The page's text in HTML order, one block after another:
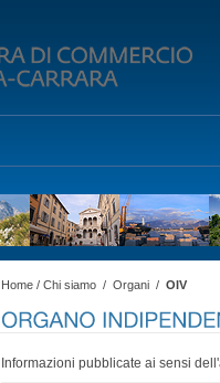
Home/ Chi siamo/ Organi / OIV
Informazioni pubblicate ai sensi